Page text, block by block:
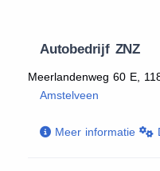
Autobedrijf ZNZ
Meerlandenweg 60 E,
Amstelveen
Meer informatie